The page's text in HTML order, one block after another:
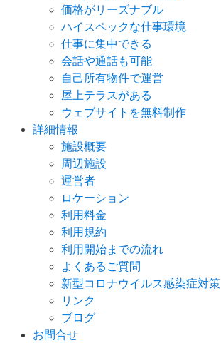
価格がリーズナブル
ハイスペックな仕事環境
仕事に集中できる
会話や通話も可能
自己所有物件で運営
屋上テラスがある
ウェブサイトを無料制作
詳細情報
施設概要
周辺施設
運営者
ロケーション
利用料金
利用規約
利用開始までの流れ
よくあるご質問
新型コロナウイルス感染症対策
リンク
ブログ
お問合せ